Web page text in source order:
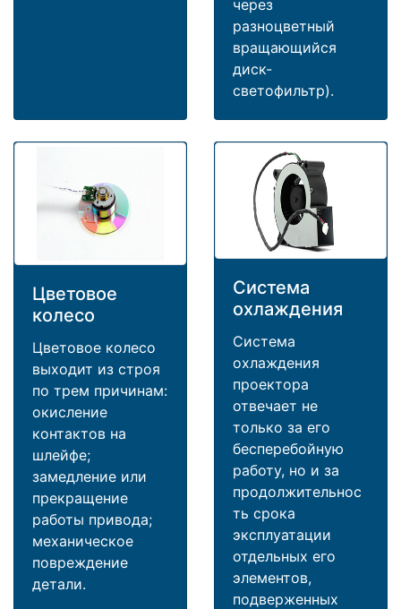
через
разноцветный
вращающийся
диск-
светофильтр).
Цветовое
колесо
Цветовое колесо
выходит из строя
по трем причинам:
окисление
контактов на
шлейфе;
замедление или
прекращение
работы привода;
механическое
повреждение
детали.
Система
охлаждения
Система
охлаждения
проектора
отвечает не
только за его
бесперебойную
работу, но и за
продолжительнос
ть срока
эксплуатации
отдельных его
элементов,
подверженных